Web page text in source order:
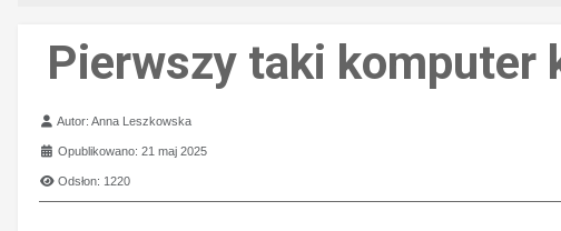
Pierwszy taki komputer
Szczegóły
Autor:Anna Leszkowska
Opublikowano: 21 maj 2025
Odsłon: 1220